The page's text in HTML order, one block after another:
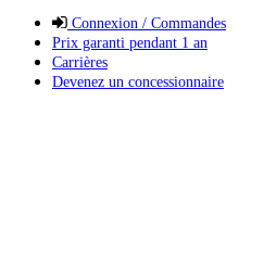
Connexion / Commandes
Prix garanti pendant 1 an
Carrières
Devenez un concessionnaire